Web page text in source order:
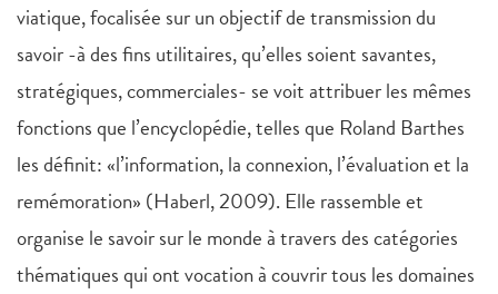
viatique, focalisée sur un objectif de transmission du
savoir -à des fins utilitaires, qu’elles soient savantes,
stratégiques, commerciales- se voit attribuer les mêmes
fonctions que l’encyclopédie, telles que Roland Barthes
les définit: «l’information, la connexion, l’évaluation et la
remémoration» (Haberl, 2009). Elle rassemble et
organise le savoir sur le monde à travers des catégories
thématiques qui ont vocation à couvrir tous les domaines